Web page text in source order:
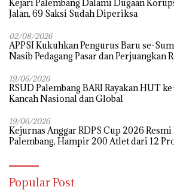
Kejari Palembang Dalami Dugaan
Jalan, 69 Saksi Sudah Diperiksa
02/08/2026
APPSI Kukuhkan Pengurus Baru se-
Nasib Pedagang Pasar dan Perjuangkan
19/06/2026
RSUD Palembang BARI Rayakan HUT
Kancah Nasional dan Global
19/06/2026
Kejurnas Anggar RDPS Cup 2026
Palembang, Hampir 200 Atlet dari 12
Popular Post